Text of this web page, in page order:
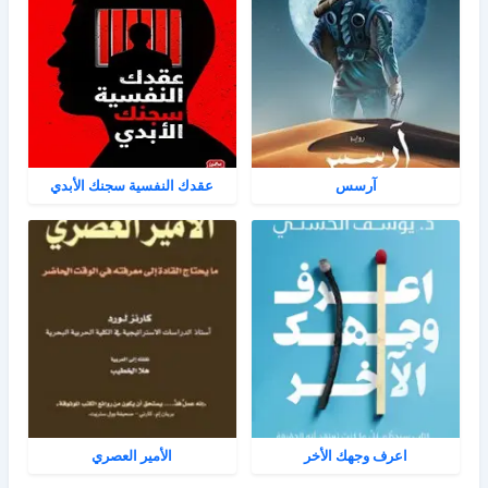
آرسس عقدك النفسية سجنك الأبدي
اعرف وجهك الأخر الأمير العصري